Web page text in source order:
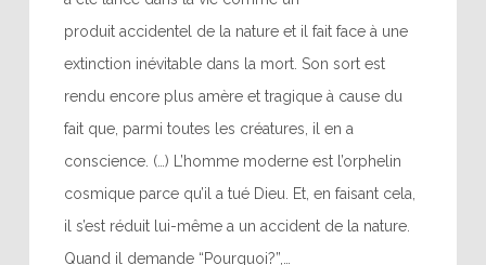
produit accidentel de la nature et il fait face à une
extinction inévitable dans la mort. Son sort est
rendu encore plus amère et tragique à cause du
fait que, parmi toutes les créatures, il en a
conscience. (…) L’homme moderne est l’orphelin
cosmique parce qu’il a tué Dieu. Et, en faisant cela,
il s’est réduit lui-même a un accident de la nature.
Quand il demande “Pourquoi?”,…